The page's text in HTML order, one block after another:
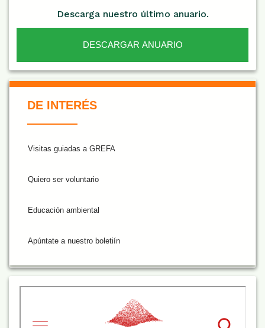
Descarga nuestro último anuario.
DESCARGAR ANUARIO
De Interés NARANJA
DE INTERÉS
Visitas guiadas a GREFA
Quiero ser voluntario
Educación ambiental
Apúntate a nuestro boletiín